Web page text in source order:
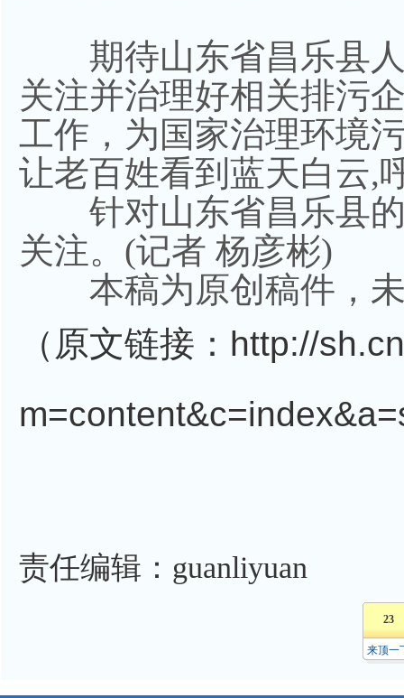
期待山东省昌乐县人
关注并治理好相关排污
工作，为国家治理环境
让老百姓看到蓝天白云,
针对山东省昌乐县的
关注。(记者 杨彦彬)
本稿为原创稿件，未
（原文链接： http://
责任编辑：guanliyuan
23
来顶一